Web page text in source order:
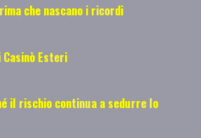
che nascano i ricordi
Esteri
il rischio continua a sedurre lo